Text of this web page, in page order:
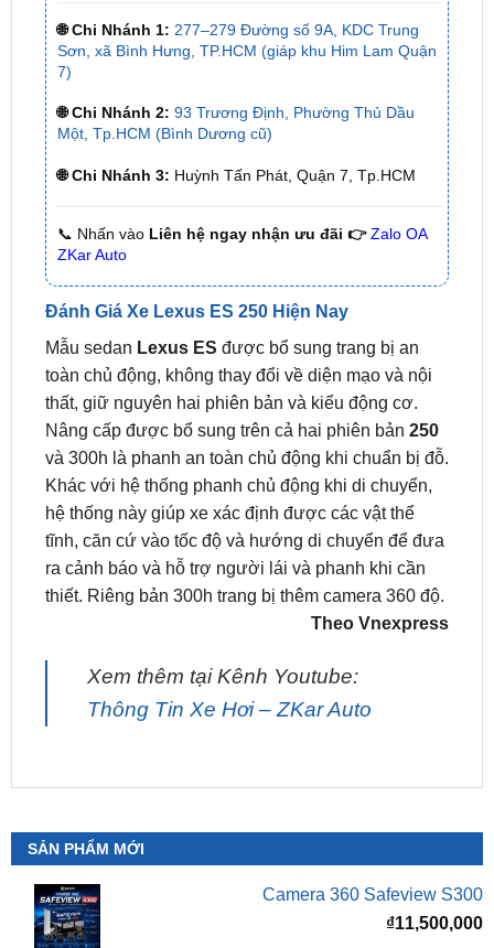
🌐 Chi Nhánh 2: 93 Trương Định, Phường Thủ Dầu
Một, Tp.HCM (Bình Dương cũ)
🌐 Chi Nhánh 3: Huỳnh Tấn Phát, Quận 7, Tp.HCM
📞 Nhấn vàoLiên hệ ngay nhận ưu đãi 👉 Zalo OA
Đánh Giá Xe Lexus ES 250 Hiện Nay
Mẫu sedanLexus ESđược bổ sung trang bị an
toàn chủ động, không thay đổi về diện mạo và nội
thất, giữ nguyên hai phiên bản và kiểu động cơ.
Nâng cấp được bổ sung trên cả hai phiên bản 250
và 300h là phanh an toàn chủ động khi chuẩn bị đỗ.
Khác với hệ thống phanh chủ động khi di chuyển,
hệ thống này giúp xe xác định được các vật thể
tĩnh, căn cứ vào tốc độ và hướng di chuyển để đưa
ra cảnh báo và hỗ trợ người lái và phanh khi cần
thiết. Riêng bản 300h trang bị thêm camera 360 độ.
Theo Vnexpress
Xem thêm tại Kênh Youtube:
SẢN PHẨM MỚI
Camera 360 Safeview S300
₫11,500,000
Camera 360 SAFEVIEW S500